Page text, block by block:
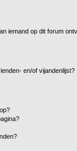
iemand op dit forum
en/of vijandenlijst?